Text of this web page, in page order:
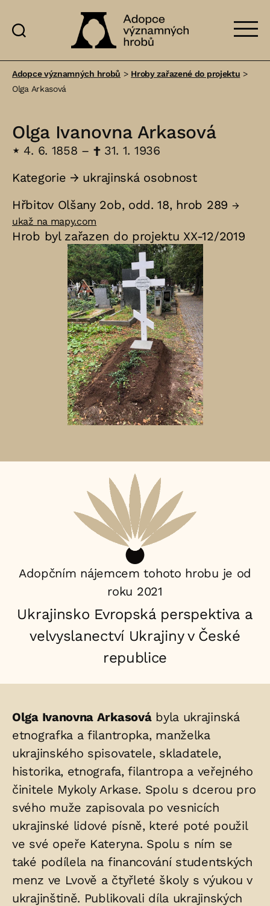
významných
Adopce významných hrobů > Hroby zařazené do projektu >
Olga Arkasová
Olga Ivanovna Arkasová
⋆ 4. 6. 1858 – †31. 1. 1936
Kategorie → ukrajinská osobnost
Hřbitov Olšany 2ob, odd. 18, hrob 289 →
ukaž na mapy.com
Hrob byl zařazen do projektu XX-12/2019
nájemce:
Adopčním nájemcem tohoto hrobu je od
roku 2021
Ukrajinsko Evropská perspektiva a
velvyslanectví Ukrajiny v České
republice
Životopis
osoby/osob
uložených
v
hrobu:
Olga Ivanovna Arkasovábyla ukrajinská
etnografka a filantropka, manželka
ukrajinského spisovatele, skladatele,
historika, etnografa, filantropa a veřejného
činitele Mykoly Arkase. Spolu s dcerou pro
svého muže zapisovala po vesnicích
ukrajinské lidové písně, které poté použil
ve své opeře Kateryna. Spolu s ním se
také podílela na financování studentských
menz ve Lvově a čtyřleté školy s výukou v
ukrajinštině. Publikovali díla ukrajinských